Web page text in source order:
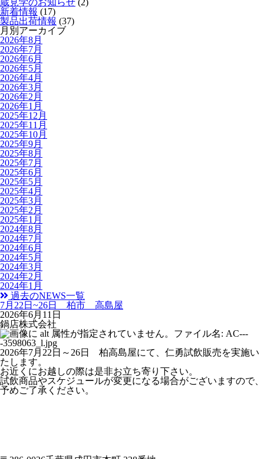
蔵見学のお知らせ (2)
新着情報 (17)
製品出荷情報 (37)
月別アーカイブ
2026年8月
2026年7月
2026年6月
2026年5月
2026年4月
2026年3月
2026年2月
2026年1月
2025年12月
2025年11月
2025年10月
2025年9月
2025年8月
2025年7月
2025年6月
2025年5月
2025年4月
2025年3月
2025年2月
2025年1月
2024年8月
2024年7月
2024年6月
2024年5月
2024年3月
2024年2月
2024年1月
過去のNEWS一覧
7月22日~26日 柏市 高島屋
2026年6月11日
鍋店株式会社
2026年7月22日～26日 柏高島屋にて、仁勇試飲販売を実施い
たします。
お近くにお越しの際は是非お立ち寄り下さい。
試飲商品やスケジュールが変更になる場合がございますので、
予めご了承ください。